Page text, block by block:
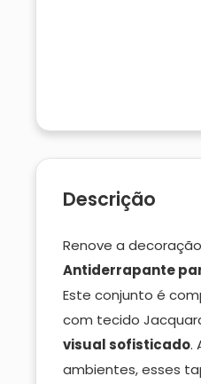
Descrição
Renove a
Antiderrapante
Este conjunto é
com tecido
visualsofisticado.
ambientes, esses